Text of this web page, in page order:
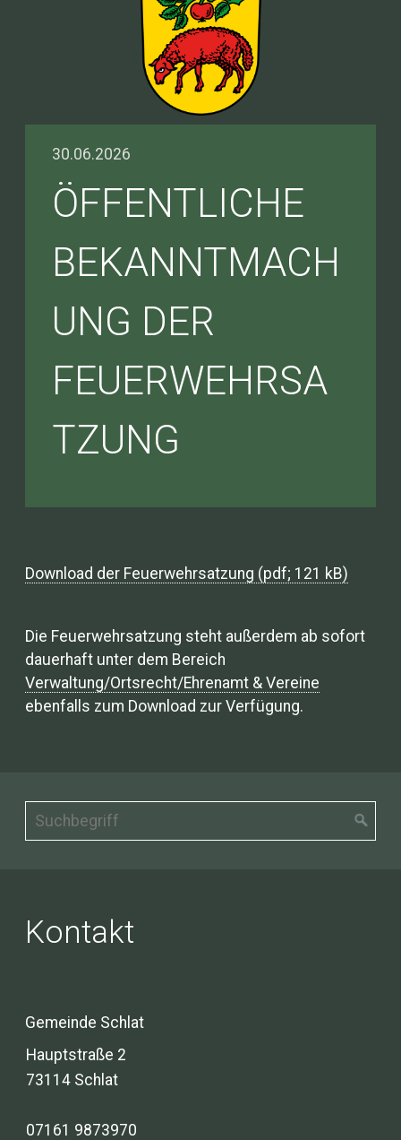
30.06.2026
ÖFFENTLICHE
BEKANNTMACH
UNG DER
FEUERWEHRSA
TZUNG
Download der Feuerwehrsatzung (pdf; 121 kB)
Die Feuerwehrsatzung steht außerdem ab sofort
dauerhaft unter dem Bereich
Verwaltung/Ortsrecht/Ehrenamt & Vereine
ebenfalls zum Download zur Verfügung.
Kontakt
Gemeinde Schlat
Hauptstraße 2
73114 Schlat
07161 9873970